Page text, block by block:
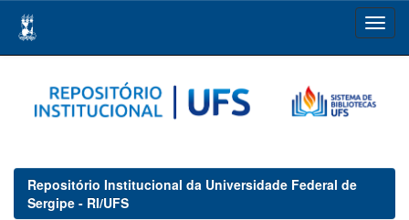
navigation
Repositório Institucional da Universidade Federal de
Sergipe - RI/UFS